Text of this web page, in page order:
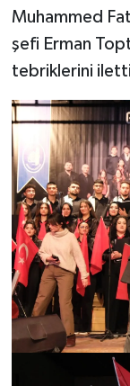
Muhammed
şefi Erman
tebriklerini